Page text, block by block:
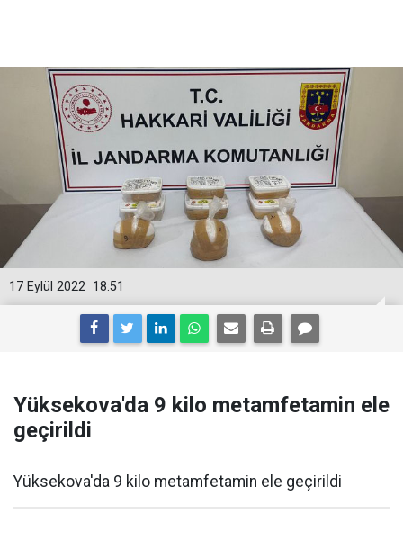
18:51
17 Eylül 2022
Yüksekova'da 9 kilo metamfetamin ele
geçirildi
Yüksekova'da 9 kilo metamfetamin ele geçirildi